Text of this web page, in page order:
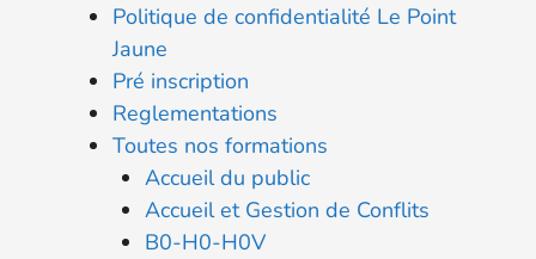
Politique de confidentialité Le Point
Jaune
Pré inscription
Reglementations
Toutes nos formations
Accueil du public
Accueil et Gestion de Conflits
B0-H0-H0V